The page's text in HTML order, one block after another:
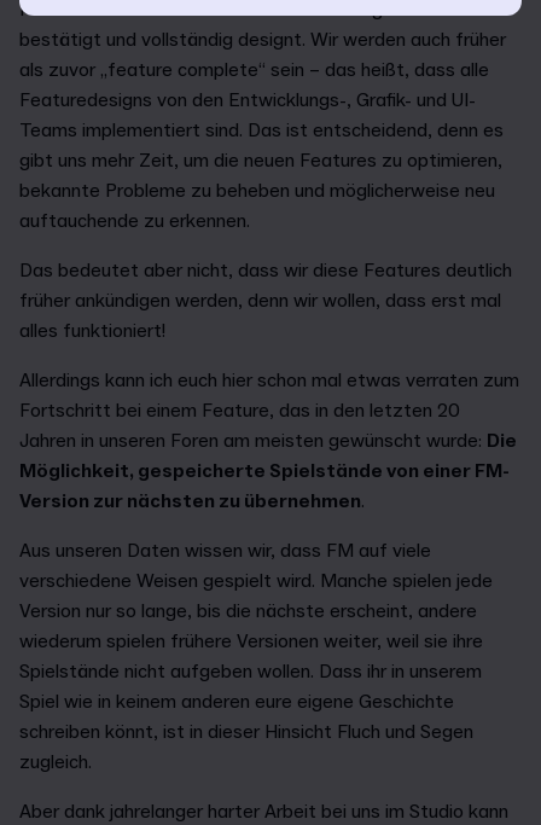
Feature-Set für FM24 früher als in vorherigen Versionen
bestätigt und vollständig designt. Wir werden auch früher
als zuvor „feature complete“ sein – das heißt, dass alle
Featuredesigns von den Entwicklungs-, Grafik- und UI-
Teams implementiert sind. Das ist entscheidend, denn es
gibt uns mehr Zeit, um die neuen Features zu optimieren,
bekannte Probleme zu beheben und möglicherweise neu
auftauchende zu erkennen.
Das bedeutet aber nicht, dass wir diese Features deutlich
früher ankündigen werden, denn wir wollen, dass erst mal
alles funktioniert!
Allerdings kann ich euch hier schon mal etwas verraten zum
Fortschritt bei einem Feature, das in den letzten 20
Jahren in unseren Foren am meisten gewünscht wurde: Die
Möglichkeit, gespeicherte Spielstände von einer FM-
Version zur nächsten zu übernehmen.
Aus unseren Daten wissen wir, dass FM auf viele
verschiedene Weisen gespielt wird. Manche spielen jede
Version nur so lange, bis die nächste erscheint, andere
wiederum spielen frühere Versionen weiter, weil sie ihre
Spielstände nicht aufgeben wollen. Dass ihr in unserem
Spiel wie in keinem anderen eure eigene Geschichte
schreiben könnt, ist in dieser Hinsicht Fluch und Segen
zugleich.
Aber dank jahrelanger harter Arbeit bei uns im Studio kann